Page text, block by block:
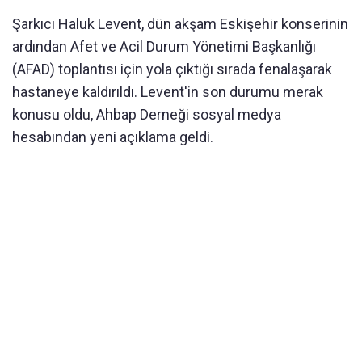
Şarkıcı Haluk Levent, dün akşam Eskişehir konserinin
ardından Afet ve Acil Durum Yönetimi Başkanlığı
(AFAD) toplantısı için yola çıktığı sırada fenalaşarak
hastaneye kaldırıldı. Levent'in son durumu merak
konusu oldu, Ahbap Derneği sosyal medya
hesabından yeni açıklama geldi.